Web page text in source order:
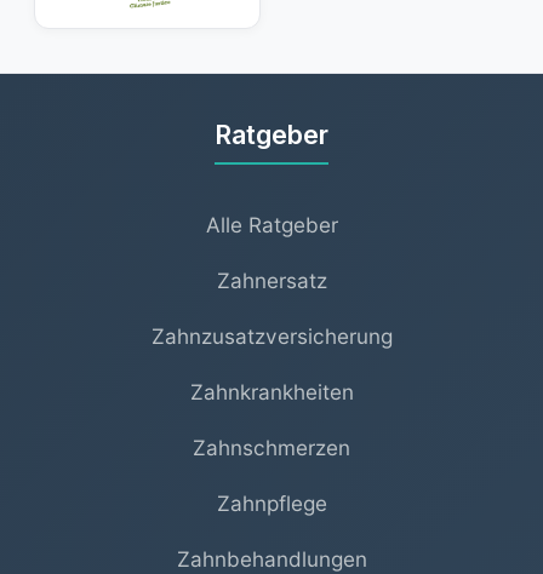
Tarif wählen, der Ihren individuellen Bedürfnissen
Ratgeber
Alle Ratgeber
Zahnersatz
Zahnzusatzversicherung
Zahnkrankheiten
Zahnschmerzen
Zahnpflege
Zahnbehandlungen